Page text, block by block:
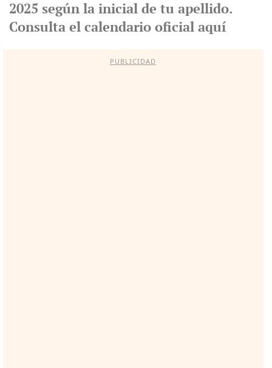
2025 según la inicial de tu apellido.
Consulta el calendario oficial aquí
PUBLICIDAD